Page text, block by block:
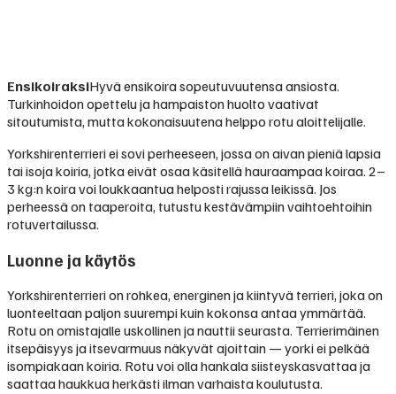
EnsikoiraksiHyvä ensikoira sopeutuvuutensa ansiosta.
Turkinhoidon opettelu ja hampaiston huolto vaativat
sitoutumista, mutta kokonaisuutena helppo rotu aloittelijalle.
Yorkshirenterrieri ei sovi perheeseen, jossa on aivan pieniä lapsia
tai isoja koiria, jotka eivät osaa käsitellä hauraampaa koiraa. 2–
3 kg:n koira voi loukkaantua helposti rajussa leikissä. Jos
perheessä on taaperoita, tutustu kestävämpiin vaihtoehtoihin
rotuvertailussa.
Luonne ja käytös
Yorkshirenterrieri on rohkea, energinen ja kiintyvä terrieri, joka on
luonteeltaan paljon suurempi kuin kokonsa antaa ymmärtää.
Rotu on omistajalle uskollinen ja nauttii seurasta. Terrierimäinen
itsepäisyys ja itsevarmuus näkyvät ajoittain — yorki ei pelkää
isompiakaan koiria. Rotu voi olla hankala siisteyskasvattaa ja
saattaa haukkua herkästi ilman varhaista koulutusta.